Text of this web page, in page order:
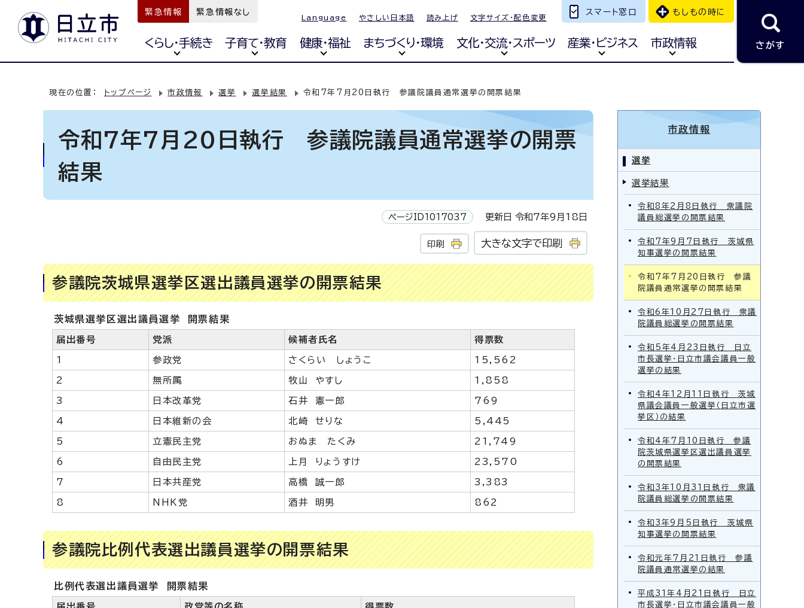
緊急情報 緊急情報なし
Language やさしい日本語 読み上げ 文字サイズ・配色変更
スマート窓口 もしもの時に
くらし・手続き 子育て・教育 健康・福祉 まちづくり・環境 文化・交流・スポーツ 産業・ビジネス 市政情報 さがす
現在の位置： トップページ 市政情報 選挙 選挙結果 令和7年7月20日執行 参議院議員通常選挙の開票結果
令和7年7月20日執行 参議院議員通常選挙の開票
結果
ページID1017037 更新日 令和7年9月18日
印刷 大きな文字で印刷
参議院茨城県選挙区選出議員選挙の開票結果
茨城県選挙区選出議員選挙 開票結果
届出番号 党派 候補者氏名 得票数
1 参政党 さくらい しょうこ 15,562
2 無所属 牧山 やすし 1,858
3 日本改革党 石井 憲一郎 769
4 日本維新の会 北崎 せりな 5,445
5 立憲民主党 おぬま たくみ 21,749
6 自由民主党 上月 りょうすけ 23,570
7 日本共産党 高橋 誠一郎 3,383
8 NHK党 酒井 明男 862
参議院比例代表選出議員選挙の開票結果
比例代表選出議員選挙 開票結果
市政情報
選挙
選挙結果
令和8年2月8日執行 衆議院
議員総選挙の開票結果
令和7年9月7日執行 茨城県
知事選挙の開票結果
令和7年7月20日執行 参議
院議員通常選挙の開票結果
令和6年10月27日執行 衆議
院議員総選挙の開票結果
令和5年4月23日執行 日立
市長選挙・日立市議会議員一般
選挙の結果
令和4年12月11日執行 茨城
県議会議員一般選挙（日立市選
挙区）の結果
令和4年7月10日執行 参議
院茨城県選挙区選出議員選挙
の開票結果
令和3年10月31日執行 衆議
院議員総選挙の開票結果
令和3年9月5日執行 茨城県
知事選挙の開票結果
令和元年7月21日執行 参議
院議員通常選挙の結果
平成31年4月21日執行 日立
市長選挙・日立市議会議員一般